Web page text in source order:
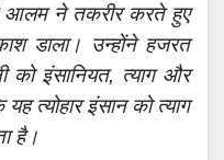
आलम ने तकरीर करते हुए
डाला। उन्होंने हजरत
को इंसानियत, त्याग और
त्योहार इंसान को त्याग
है।